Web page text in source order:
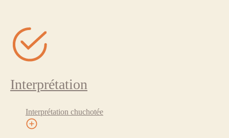
Interprétation
Interprétation chuchotée